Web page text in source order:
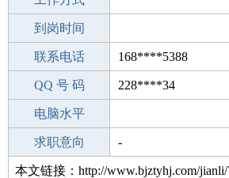
驾 照
到岗时间
期望月薪
联系电话 168****5388
手机号码 168****5388
QQ 号 码 228****34
微信号码
电脑水平
外语水平
求职意向 -
本文链接：http://www.bjztyhj.com/jianli/